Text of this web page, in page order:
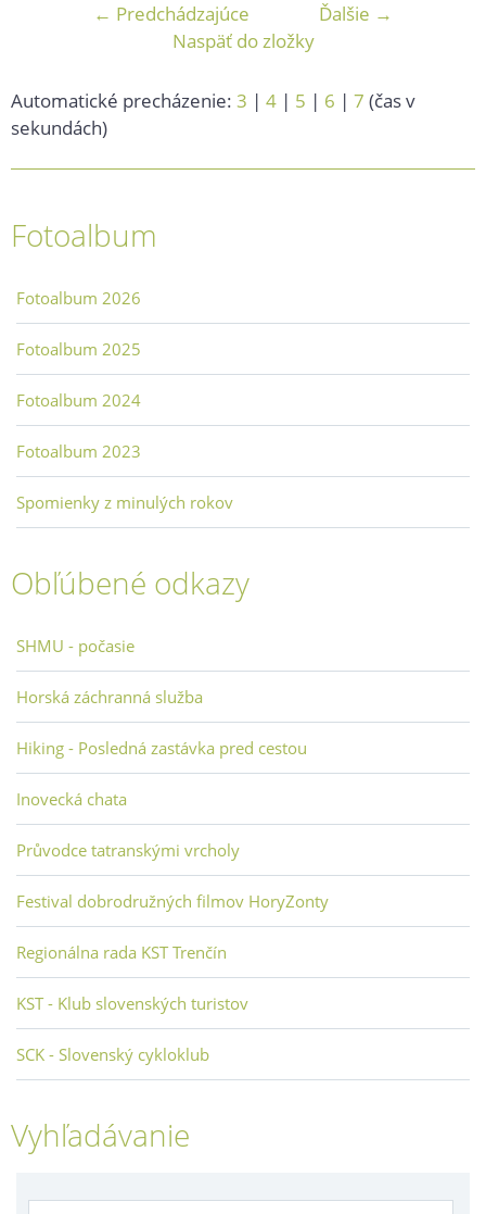
← Predchádzajúce
Ďalšie →
Naspäť do zložky
Automatické precházenie: 3 | 4 | 5 | 6 | 7 (čas v
sekundách)
Fotoalbum
Fotoalbum 2026
Fotoalbum 2025
Fotoalbum 2024
Fotoalbum 2023
Spomienky z minulých rokov
Obľúbené odkazy
SHMU - počasie
Horská záchranná služba
Hiking - Posledná zastávka pred cestou
Inovecká chata
Průvodce tatranskými vrcholy
Festival dobrodružných filmov HoryZonty
Regionálna rada KST Trenčín
KST - Klub slovenských turistov
SCK - Slovenský cykloklub
Vyhľadávanie